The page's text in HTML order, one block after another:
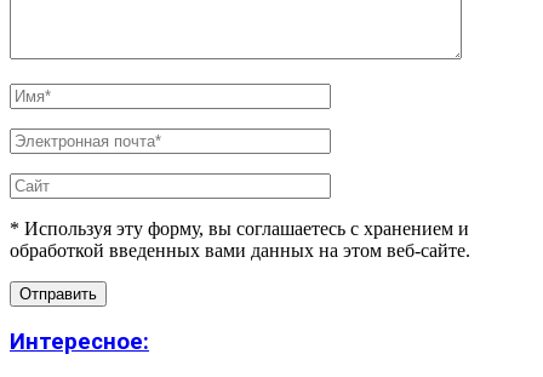
* Используя эту форму, вы соглашаетесь с хранением и
обработкой введенных вами данных на этом веб-сайте.
Интересное: